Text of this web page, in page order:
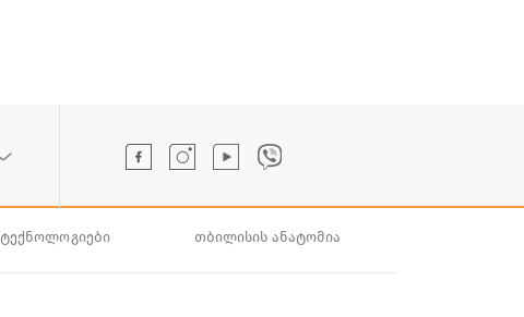
ტექნოლოგიები თბილისის ანატომია